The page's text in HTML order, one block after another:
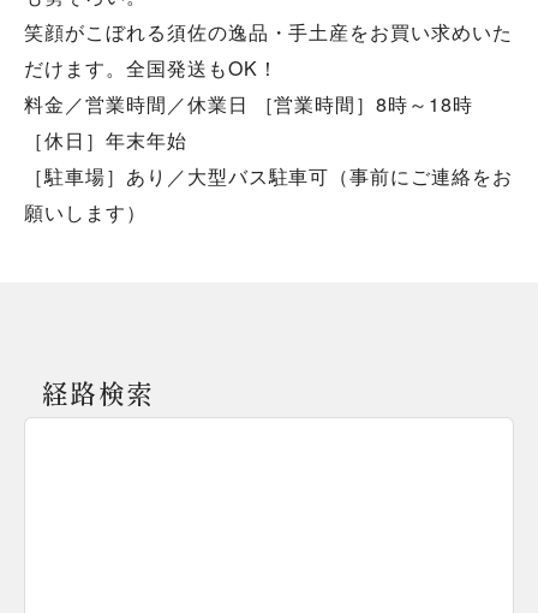
笑顔がこぼれる須佐の逸品・手土産をお買い求めいた
だけます。全国発送もOK！
料金／営業時間／休業日 ［営業時間］8時～18時
［休日］年末年始
［駐車場］あり／大型バス駐車可（事前にご連絡をお
願いします）
経路検索